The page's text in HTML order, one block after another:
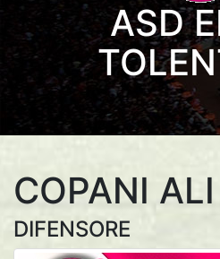
ASD
COPANI ALI
DIFENSORE